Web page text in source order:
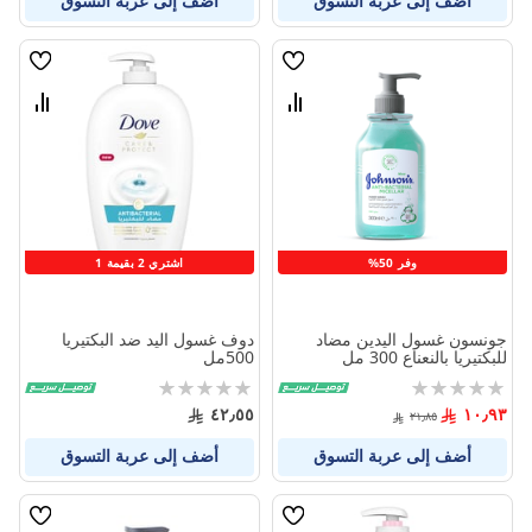
وفر 50%
قائمة
قارن
جونسون غسول اليدين مضاد
للبكتيريا بالنعناع 300 مل
Rating:
0%
١٠٫٩٣ ٢١٫٨٥
أضف إلى عربة التسوق
اشتري 2 بقيمة 1
قائمة
قارن
دوف غسول اليد ضد البكتيريا
500مل
Rating:
0%
٤٢٫٥٥
أضف إلى عربة التسوق
قائمة
قائمة